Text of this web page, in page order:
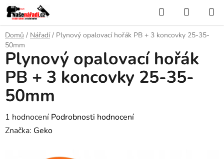
Přejít
na
obsah
Hledat
KOŠÍK
Domů / Nářadí / Plynový opalovací hořák PB + 3 koncovky 25-35-
50mm
Plynový opalovací hořák
PB + 3 koncovky 25-35-
50mm
Průměrné
hodnocení
1 hodnocení Podrobnosti hodnocení
Značka: Geko